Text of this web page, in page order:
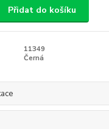
Přidat do košíku
11349
Černá